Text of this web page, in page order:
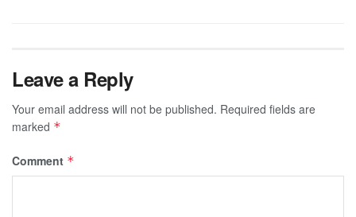
Leave a Reply
Your email address will not be published. Required fields are
marked *
Comment *